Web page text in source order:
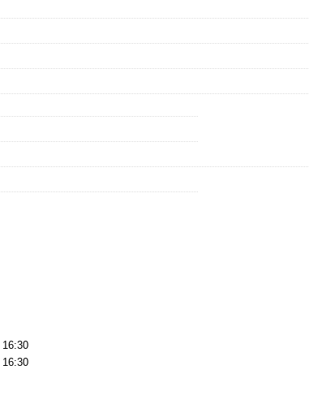
16:30
16:30